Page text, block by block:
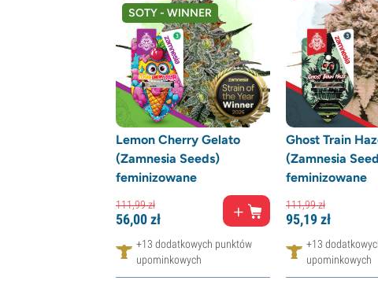
SOTY - WINNER
Lemon Cherry Gelato
(Zamnesia Seeds)
feminizowane
111,99zł
56,00zł
+13 dodatkowych punktów
upominkowych
Ghost Train
(Zamnesia
feminizowane
111,99zł
95,19zł
+13
upominkowych